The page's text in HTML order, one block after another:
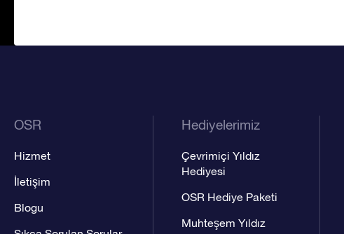
OSR
Hizmet
İletişim
Blogu
Hediyelerimiz
Çevrimiçi Yıldız
Hediyesi
OSR Hediye Paketi
Muhteşem Yıldız